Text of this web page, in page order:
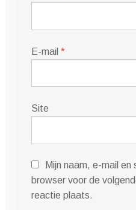
E-mail *
Site
Mijn naam, e-mail
browser voor de
reactie plaats.